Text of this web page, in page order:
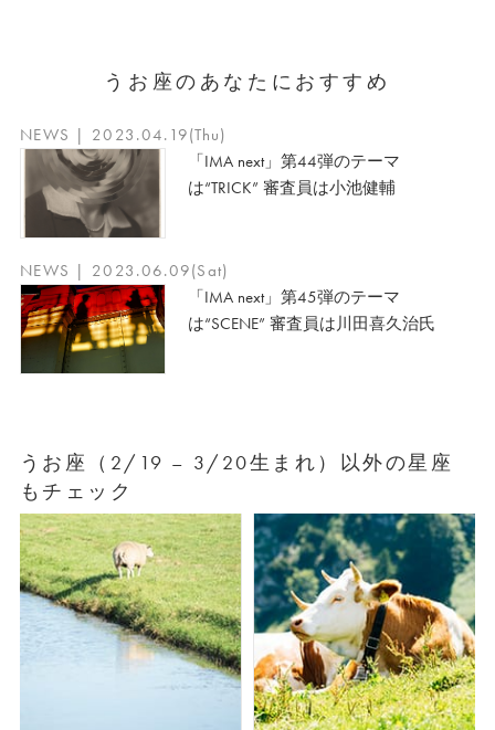
うお座のあなたにおすすめ
NEWS | 2023.04.19(Thu)
「IMA next」第44弾のテーマ
は“TRICK” 審査員は小池健輔
NEWS | 2023.06.09(Sat)
「IMA next」第45弾のテーマ
は“SCENE” 審査員は川田喜久治氏
うお座（2/19 – 3/20生まれ）以外の星座
もチェック